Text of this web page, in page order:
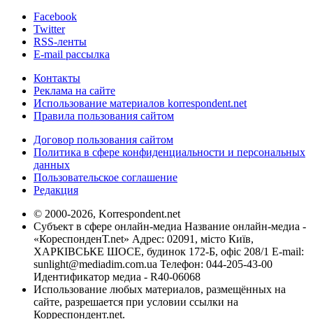
Facebook
Twitter
RSS-ленты
E-mail рассылка
Контакты
Реклама на сайте
Использование материалов korrespondent.net
Правила пользования сайтом
Договор пользования сайтом
Политика в сфере конфиденциальности и персональных
данных
Пользовательское соглашение
Редакция
© 2000-2026, Korrespondent.net
Субъект в сфере онлайн-медиа Название онлайн-медиа -
«КореспонденТ.net» Адрес: 02091, місто Київ,
ХАРКІВСЬКЕ ШОСЕ, будинок 172-Б, офіс 208/1 E-mail:
sunlight@mediadim.com.ua Телефон: 044-205-43-00
Идентификатор медиа - R40-06068
Использование любых материалов, размещённых на
сайте, разрешается при условии ссылки на
Корреспондент.net.